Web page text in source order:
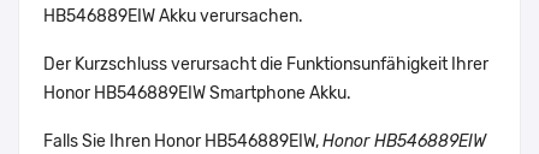
HB546889EIW Akku verursachen.
Der Kurzschluss verursacht die Funktionsunfähigkeit Ihrer
Honor HB546889EIW Smartphone Akku.
Falls Sie Ihren Honor HB546889EIW,Honor HB546889EIW